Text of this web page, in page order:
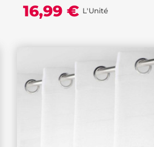
16,99 € L'Unité